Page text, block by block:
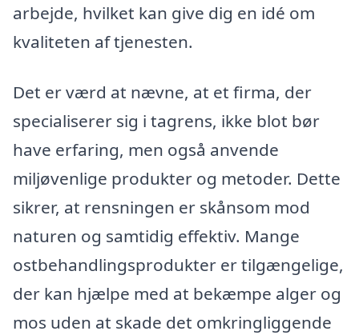
arbejde, hvilket kan give dig en idé om
kvaliteten af tjenesten.
Det er værd at nævne, at et firma, der
specialiserer sig i tagrens, ikke blot bør
have erfaring, men også anvende
miljøvenlige produkter og metoder. Dette
sikrer, at rensningen er skånsom mod
naturen og samtidig effektiv. Mange
ostbehandlingsprodukter er tilgængelige,
der kan hjælpe med at bekæmpe alger og
mos uden at skade det omkringliggende